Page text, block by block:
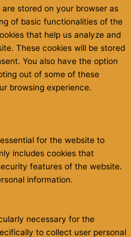
stored on your browser as
of basic functionalities of the
that help us analyze and
These cookies will be stored
You also have the option
out of some of these
browsing experience.
for the website to
includes cookies that
features of the website.
information.
necessary for the
to collect user personal